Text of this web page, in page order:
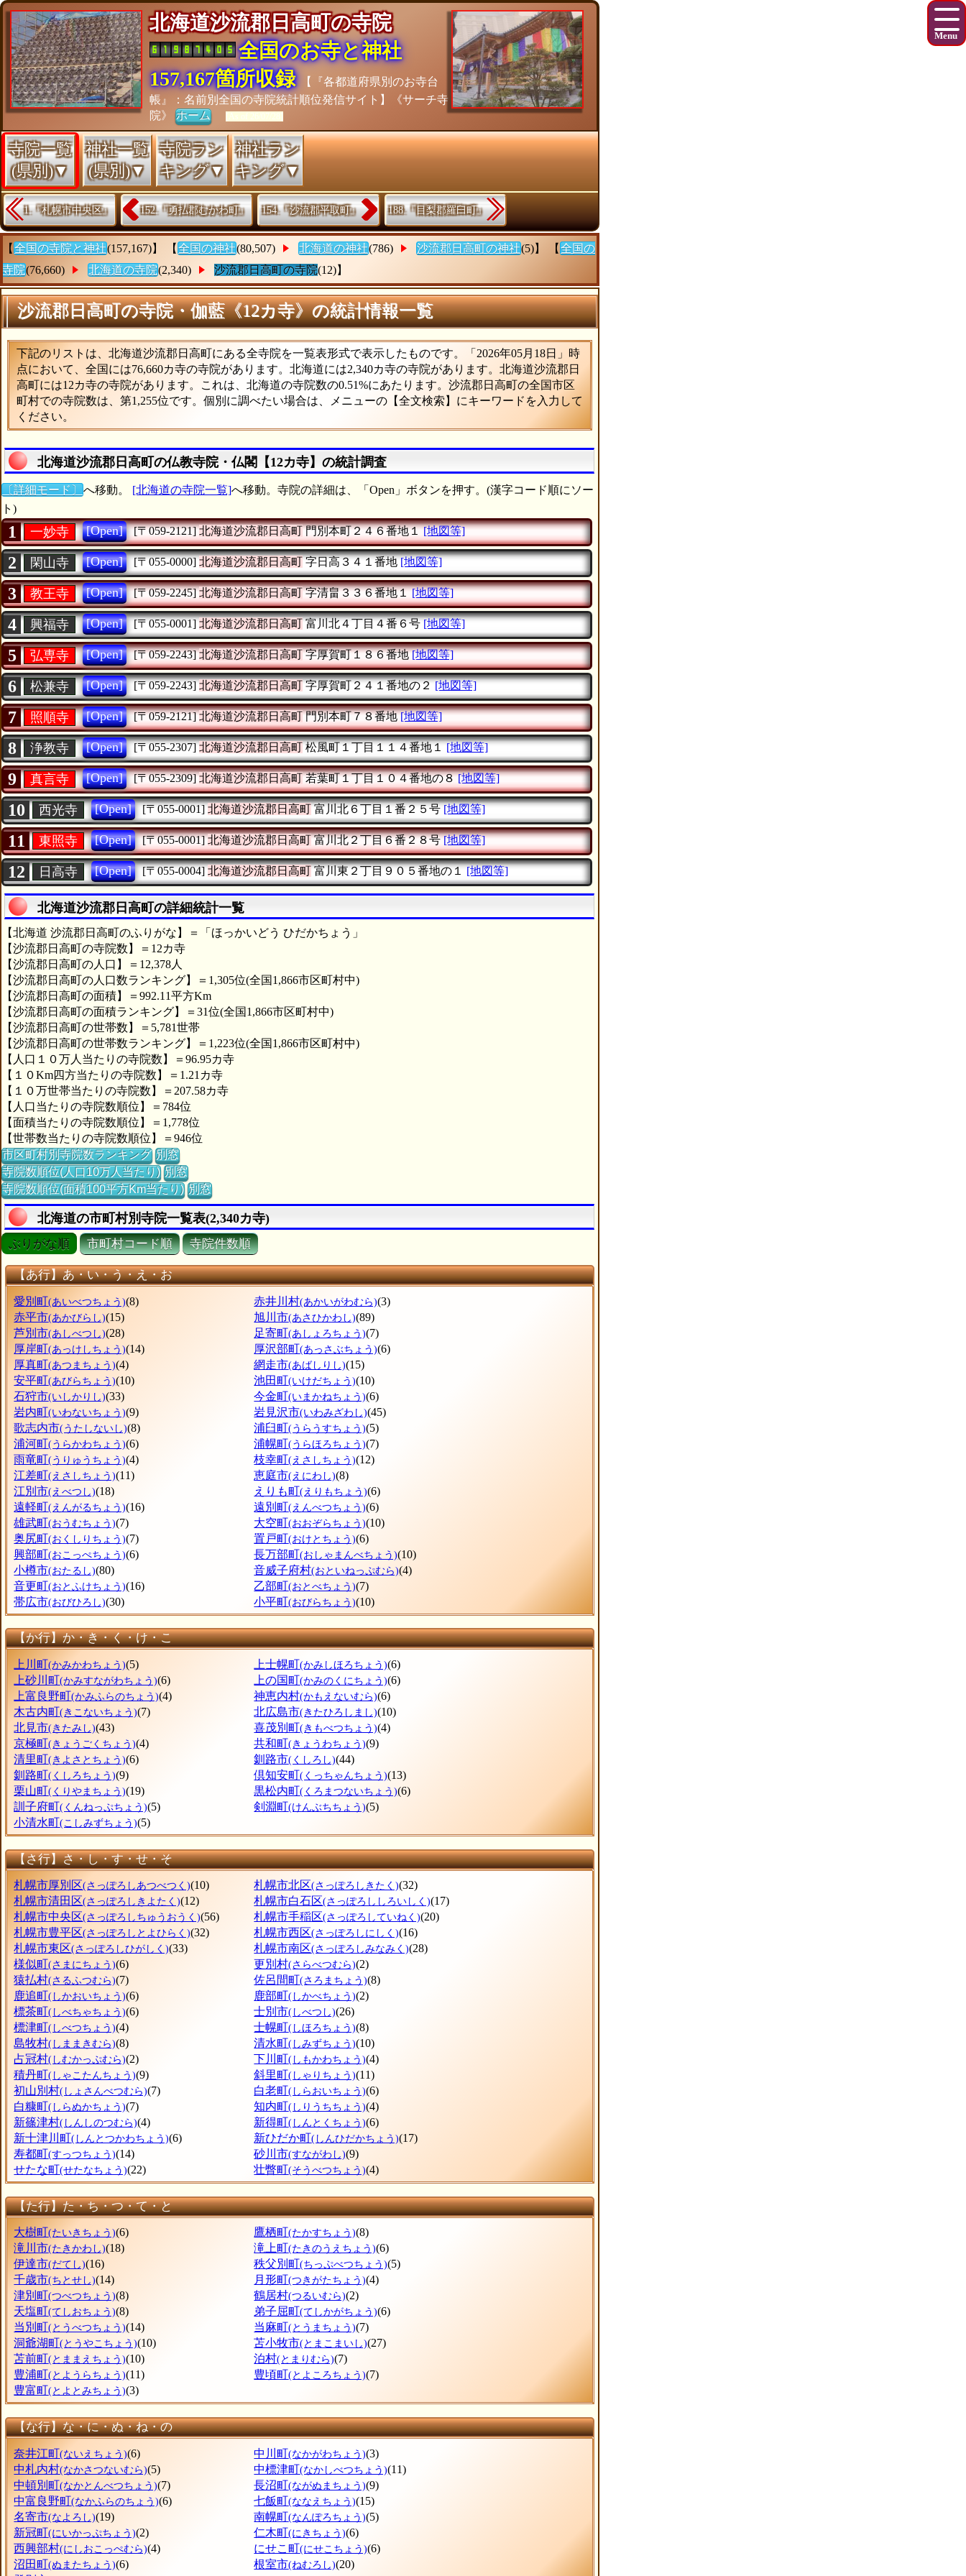
北海道沙流郡日高町の寺院
全国のお寺と神社
157,167箇所収録
【『各都道府県別のお寺台
帳』：名前別全国の寺院統計順位発信サイト】《サーチ寺
院》ホーム [As of 26/07/28]
寺院一覧
(県別)▼
神社一覧
(県別)▼
寺院ラン
キング▼
神社ラン
キング▼
1.『札幌市中央区』 152.『勇払郡むかわ町』 154.『沙流郡平取町』 188.『目梨郡羅臼町』
【 全国の寺院と神社(157,167)】 【 全国の神社(80,507) 北海道の神社(786) 沙流郡日高町の神社(5)】 【 全国の
寺院(76,660) 北海道の寺院(2,340) 沙流郡日高町の寺院(12)】
沙流郡日高町の寺院・伽藍《12カ寺》の統計情報一覧
下記のリストは、北海道沙流郡日高町にある全寺院を一覧表形式で表示したものです。「2026年05月18日」時
点において、全国には76,660カ寺の寺院があります。北海道には2,340カ寺の寺院があります。北海道沙流郡日
高町には12カ寺の寺院があります。これは、北海道の寺院数の0.51%にあたります。沙流郡日高町の全国市区
町村での寺院数は、第1,255位です。個別に調べたい場合は、メニューの【全文検索】にキーワードを入力して
ください。
北海道沙流郡日高町の仏教寺院・仏閣【12カ寺】の統計調査
〔詳細モード〕 へ移動。 [北海道の寺院一覧]へ移動。寺院の詳細は、「Open」ボタンを押す。(漢字コード順にソー
ト)
1 一妙寺 [Open] [〒059-2121] 北海道沙流郡日高町門別本町２４６番地１ [地図等]
2 閑山寺 [Open] [〒055-0000] 北海道沙流郡日高町字日高３４１番地 [地図等]
3 教王寺 [Open] [〒059-2245] 北海道沙流郡日高町字清畠３３６番地１ [地図等]
4 興福寺 [Open] [〒055-0001] 北海道沙流郡日高町富川北４丁目４番６号 [地図等]
5 弘専寺 [Open] [〒059-2243] 北海道沙流郡日高町字厚賀町１８６番地 [地図等]
6 松兼寺 [Open] [〒059-2243] 北海道沙流郡日高町字厚賀町２４１番地の２ [地図等]
7 照順寺 [Open] [〒059-2121] 北海道沙流郡日高町門別本町７８番地 [地図等]
8 浄教寺 [Open] [〒055-2307] 北海道沙流郡日高町松風町１丁目１１４番地１ [地図等]
9 真言寺 [Open] [〒055-2309] 北海道沙流郡日高町若葉町１丁目１０４番地の８ [地図等]
10 西光寺 [Open] [〒055-0001] 北海道沙流郡日高町富川北６丁目１番２５号 [地図等]
11 東照寺 [Open] [〒055-0001] 北海道沙流郡日高町富川北２丁目６番２８号 [地図等]
12 日高寺 [Open] [〒055-0004] 北海道沙流郡日高町富川東２丁目９０５番地の１ [地図等]
北海道沙流郡日高町の詳細統計一覧
【北海道 沙流郡日高町のふりがな】＝「ほっかいどう ひだかちょう」
【沙流郡日高町の寺院数】＝12カ寺
【沙流郡日高町の人口】＝12,378人
【沙流郡日高町の人口数ランキング】＝1,305位(全国1,866市区町村中)
【沙流郡日高町の面積】＝992.11平方Km
【沙流郡日高町の面積ランキング】＝31位(全国1,866市区町村中)
【沙流郡日高町の世帯数】＝5,781世帯
【沙流郡日高町の世帯数ランキング】＝1,223位(全国1,866市区町村中)
【人口１０万人当たりの寺院数】＝96.95カ寺
【１０Km四方当たりの寺院数】＝1.21カ寺
【１０万世帯当たりの寺院数】＝207.58カ寺
【人口当たりの寺院数順位】＝784位
【面積当たりの寺院数順位】＝1,778位
【世帯数当たりの寺院数順位】＝946位
市区町村別寺院数ランキング 別窓
寺院数順位(人口10万人当たり) 別窓
寺院数順位(面積100平方Km当たり) 別窓
北海道の市町村別寺院一覧表(2,340カ寺)
ぶりがな順 市町村コード順 寺院件数順
【あ行】あ・い・う・え・お
愛別町(あいべつちょう)(8) 赤井川村(あかいがわむら)(3)
赤平市(あかびらし)(15) 旭川市(あさひかわし)(89)
芦別市(あしべつし)(28) 足寄町(あしょろちょう)(7)
厚岸町(あっけしちょう)(14) 厚沢部町(あっさぶちょう)(6)
厚真町(あつまちょう)(4) 網走市(あばしりし)(15)
安平町(あびらちょう)(10) 池田町(いけだちょう)(10)
石狩市(いしかりし)(33) 今金町(いまかねちょう)(6)
岩内町(いわないちょう)(9) 岩見沢市(いわみざわし)(45)
歌志内市(うたしないし)(8) 浦臼町(うらうすちょう)(5)
浦河町(うらかわちょう)(6) 浦幌町(うらほろちょう)(7)
雨竜町(うりゅうちょう)(4) 枝幸町(えさしちょう)(12)
江差町(えさしちょう)(11) 恵庭市(えにわし)(8)
江別市(えべつし)(18) えりも町(えりもちょう)(6)
遠軽町(えんがるちょう)(16) 遠別町(えんべつちょう)(6)
雄武町(おうむちょう)(7) 大空町(おおぞらちょう)(10)
奥尻町(おくしりちょう)(7) 置戸町(おけとちょう)(6)
興部町(おこっぺちょう)(6) 長万部町(おしゃまんべちょう)(10)
小樽市(おたるし)(80) 音威子府村(おといねっぷむら)(4)
音更町(おとふけちょう)(16) 乙部町(おとべちょう)(7)
帯広市(おびひろし)(30) 小平町(おびらちょう)(10)
【か行】か・き・く・け・こ
上川町(かみかわちょう)(5) 上士幌町(かみしほろちょう)(6)
上砂川町(かみすながわちょう)(6) 上の国町(かみのくにちょう)(6)
上富良野町(かみふらのちょう)(4) 神恵内村(かもえないむら)(6)
木古内町(きこないちょう)(7) 北広島市(きたひろしまし)(10)
北見市(きたみし)(43) 喜茂別町(きもべつちょう)(4)
京極町(きょうごくちょう)(4) 共和町(きょうわちょう)(9)
清里町(きよさとちょう)(6) 釧路市(くしろし)(44)
釧路町(くしろちょう)(9) 倶知安町(くっちゃんちょう)(13)
栗山町(くりやまちょう)(19) 黒松内町(くろまつないちょう)(6)
訓子府町(くんねっぷちょう)(5) 剣淵町(けんぶちちょう)(5)
小清水町(こしみずちょう)(5)
【さ行】さ・し・す・せ・そ
札幌市厚別区(さっぽろしあつべつく)(10) 札幌市北区(さっぽろしきたく)(32)
札幌市清田区(さっぽろしきよたく)(12) 札幌市白石区(さっぽろししろいしく)(17)
札幌市中央区(さっぽろしちゅうおうく)(56) 札幌市手稲区(さっぽろしていねく)(20)
札幌市豊平区(さっぽろしとよひらく)(32) 札幌市西区(さっぽろしにしく)(16)
札幌市東区(さっぽろしひがしく)(33) 札幌市南区(さっぽろしみなみく)(28)
様似町(さまにちょう)(6) 更別村(さらべつむら)(2)
猿払村(さるふつむら)(7) 佐呂間町(さろまちょう)(8)
鹿追町(しかおいちょう)(6) 鹿部町(しかべちょう)(2)
標茶町(しべちゃちょう)(6) 士別市(しべつし)(26)
標津町(しべつちょう)(4) 士幌町(しほろちょう)(8)
島牧村(しままきむら)(8) 清水町(しみずちょう)(10)
占冠村(しむかっぷむら)(2) 下川町(しもかわちょう)(4)
積丹町(しゃこたんちょう)(9) 斜里町(しゃりちょう)(11)
初山別村(しょさんべつむら)(7) 白老町(しらおいちょう)(6)
白糠町(しらぬかちょう)(7) 知内町(しりうちちょう)(4)
新篠津村(しんしのつむら)(4) 新得町(しんとくちょう)(6)
新十津川町(しんとつかわちょう)(6) 新ひだか町(しんひだかちょう)(17)
寿都町(すっつちょう)(14) 砂川市(すながわし)(9)
せたな町(せたなちょう)(22) 壮瞥町(そうべつちょう)(4)
【た行】た・ち・つ・て・と
大樹町(たいきちょう)(6) 鷹栖町(たかすちょう)(8)
滝川市(たきかわし)(18) 滝上町(たきのうえちょう)(6)
伊達市(だてし)(16) 秩父別町(ちっぷべつちょう)(5)
千歳市(ちとせし)(14) 月形町(つきがたちょう)(4)
津別町(つべつちょう)(8) 鶴居村(つるいむら)(2)
天塩町(てしおちょう)(8) 弟子屈町(てしかがちょう)(6)
当別町(とうべつちょう)(14) 当麻町(とうまちょう)(7)
洞爺湖町(とうやこちょう)(10) 苫小牧市(とまこまいし)(27)
苫前町(とままえちょう)(10) 泊村(とまりむら)(7)
豊浦町(とようらちょう)(11) 豊頃町(とよころちょう)(7)
豊富町(とよとみちょう)(3)
【な行】な・に・ぬ・ね・の
奈井江町(ないえちょう)(6) 中川町(なかがわちょう)(3)
中札内村(なかさつないむら)(5) 中標津町(なかしべつちょう)(11)
中頓別町(なかとんべつちょう)(7) 長沼町(ながぬまちょう)(9)
中富良野町(なかふらのちょう)(6) 七飯町(ななえちょう)(15)
名寄市(なよろし)(19) 南幌町(なんぽろちょう)(5)
新冠町(にいかっぷちょう)(2) 仁木町(にきちょう)(6)
西興部村(にしおこっぺむら)(4) にせこ町(にせこちょう)(6)
沼田町(ぬまたちょう)(6) 根室市(ねむろし)(20)